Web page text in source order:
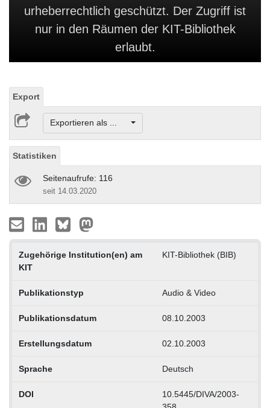
urheberrechtlich geschützt. Der Zugriff ist
nur in den Räumen der KIT-Bibliothek
erlaubt.
Export
Exportieren als ...
Statistiken
Seitenaufrufe: 116
seit 14.03.2020
Zugehörige Institution(en) am
KIT
KIT-Bibliothek (BIB)
Publikationstyp Audio & Video
Publikationsdatum 08.10.2003
Erstellungsdatum 02.10.2003
Sprache Deutsch
DOI
10.5445/DIVA/2003-